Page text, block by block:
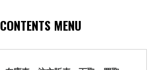
CONTENTS MENU